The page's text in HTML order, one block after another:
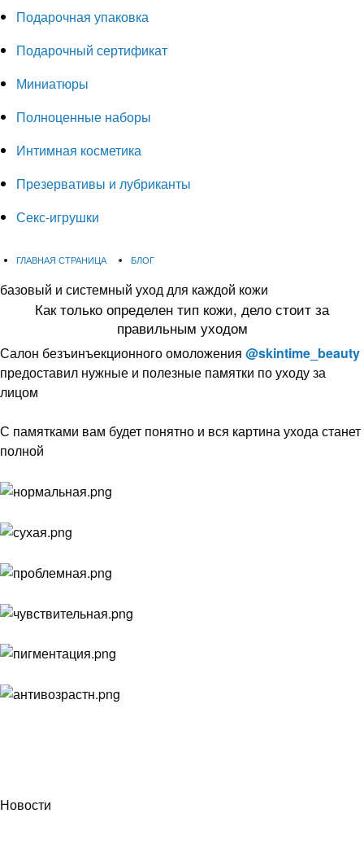
Подарочная упаковка
Подарочный сертификат
Миниатюры
Полноценные наборы
Интимная косметика
Презервативы и лубриканты
Секс-игрушки
ГЛАВНАЯ СТРАНИЦА БЛОГ
базовый и системный уход для каждой кожи
Как только определен тип кожи, дело стоит за
правильным уходом
Салон безъинъекционного омоложения @skintime_beauty
предоставил нужные и полезные памятки по уходу за
лицом
С памятками вам будет понятно и вся картина ухода станет
полной
Новости